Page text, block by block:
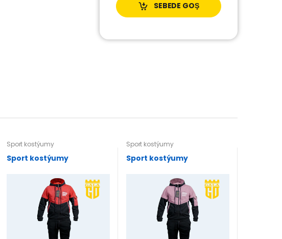
SEBEDE GOŞ
Sport kostýumy
Sport kostýumy
Sport kostýumy
Sport kostýumy